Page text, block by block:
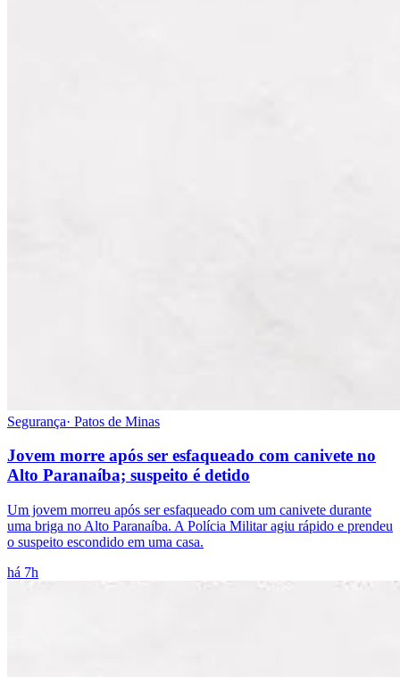
Segurança· Patos de Minas
Jovem morre após ser esfaqueado com canivete no
Alto Paranaíba; suspeito é detido
Um jovem morreu após ser esfaqueado com um canivete durante
uma briga no Alto Paranaíba. A Polícia Militar agiu rápido e prendeu
o suspeito escondido em uma casa.
há 7h